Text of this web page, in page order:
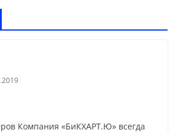
Компания «БиКХАРТ.Ю» всегда